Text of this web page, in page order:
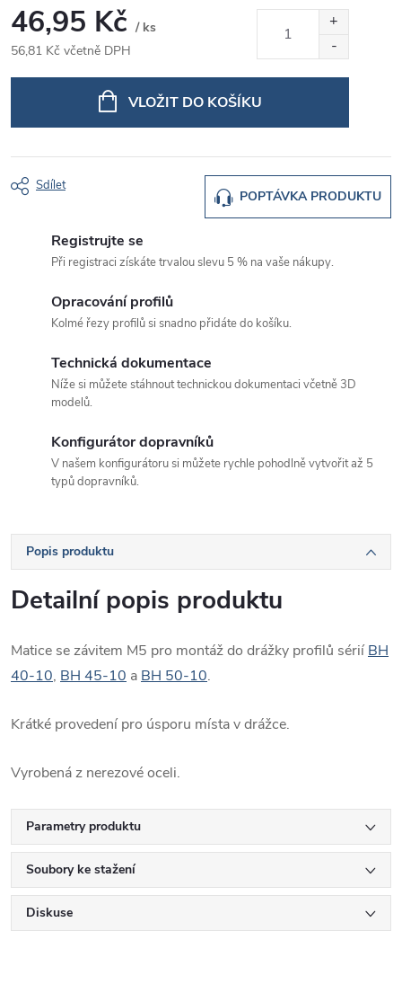
46,95 Kč / ks
56,81 Kč včetně DPH
VLOŽIT DO KOŠÍKU
POPTÁVKA PRODUKTU
Sdílet
Registrujte se
Při registraci získáte trvalou slevu 5 % na vaše nákupy.
Opracování profilů
Kolmé řezy profilů si snadno přidáte do košíku.
Technická dokumentace
Níže si můžete stáhnout technickou dokumentaci včetně 3D
modelů.
Konfigurátor dopravníků
V našem konfigurátoru si můžete rychle pohodlně vytvořit až 5
typů dopravníků.
Popis produktu
Detailní popis produktu
Matice se závitem M5 pro montáž do drážky profilů sériíBH
40-10, BH 45-10 aBH 50-10.
Krátké provedení pro úsporu místa v drážce.
Vyrobená z nerezové oceli.
Parametry produktu
Soubory ke stažení
Diskuse